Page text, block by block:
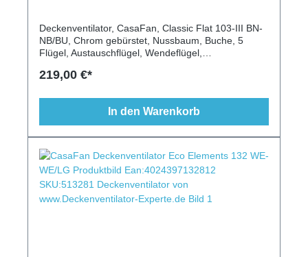
Deckenventilator, CasaFan, Classic Flat 103-III BN-
NB/BU, Chrom gebürstet, Nussbaum, Buche, 5
Flügel, Austauschflügel, Wendeflügel,
extraflach, klassisch, 103 cm
219,00 €*
In den Warenkorb